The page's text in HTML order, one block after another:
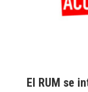
El RUM se